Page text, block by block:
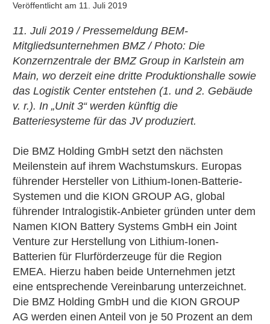
Veröffentlicht am 11. Juli 2019
11. Juli 2019 / Pressemeldung BEM-
Mitgliedsunternehmen BMZ / Photo: Die
Konzernzentrale der BMZ Group in Karlstein am
Main, wo derzeit eine dritte Produktionshalle sowie
das Logistik Center entstehen (1. und 2. Gebäude
v. r.). In „Unit 3“ werden künftig die
Batteriesysteme für das JV produziert.
Die BMZ Holding GmbH setzt den nächsten
Meilenstein auf ihrem Wachstumskurs. Europas
führender Hersteller von Lithium-Ionen-Batterie-
Systemen und die KION GROUP AG, global
führender Intralogistik-Anbieter gründen unter dem
Namen KION Battery Systems GmbH ein Joint
Venture zur Herstellung von Lithium-Ionen-
Batterien für Flurförderzeuge für die Region
EMEA. Hierzu haben beide Unternehmen jetzt
eine entsprechende Vereinbarung unterzeichnet.
Die BMZ Holding GmbH und die KION GROUP
AG werden einen Anteil von je 50 Prozent an dem